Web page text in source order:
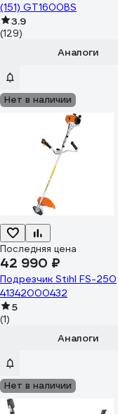
(151) GT1600BS
3.9
(129)
Аналоги
Нет в наличии
Последняя цена
42 990 ₽
Подрезчик Stihl FS-250
41342000432
5
(1)
Аналоги
Нет в наличии